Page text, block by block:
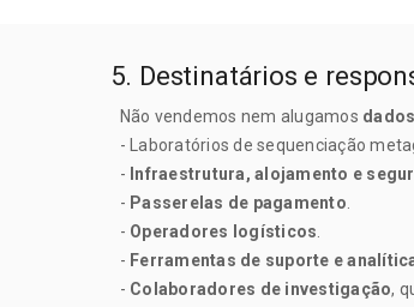
5. Destinatários e
Não vendemos nem alugamos
- Laboratórios de sequenciação
- Infraestrutura, alojamento e
- Passerelas de pagamento
- Operadores logísticos
- Ferramentas de suporte e
- Colaboradores de investigação,